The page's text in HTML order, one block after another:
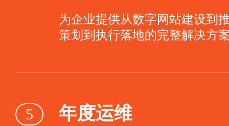
为企业提供从数字网站建设到
策划到执行落地的完整解决方
5 年度运维